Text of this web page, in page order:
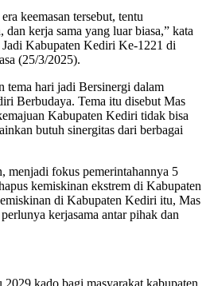
keemasan tersebut, tentu
kerja sama yang luar biasa,” kata
Kabupaten Kediri Ke-1221 di
(25/3/2025).
tema hari jadi Bersinergi dalam
Berbudaya. Tema itu disebut Mas
Kabupaten Kediri tidak bisa
butuh sinergitas dari berbagai
menjadi fokus pemerintahannya 5
kemiskinan ekstrem di Kabupaten
di Kabupaten Kediri itu, Mas
kerjasama antar pihak dan
2029 kado bagi masyarakat kabupaten